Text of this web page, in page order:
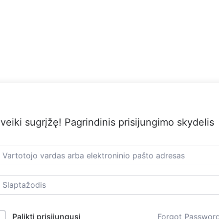
sugrįžę! Pagrindinis prisijungimo skydelis
Palikti prisijungusį Forgot